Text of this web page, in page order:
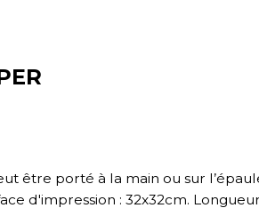
SWEAT-SHIRT
SPLASHMACS
RESTAURATION
SANTÉ
être porté à la main ou sur
d'impression : 32x32cm.